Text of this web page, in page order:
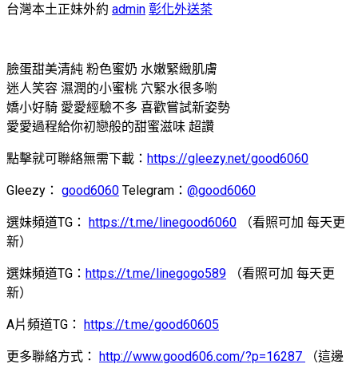
台灣本土正妹外約 admin 彰化外送茶
臉蛋甜美清純 粉色蜜奶 水嫩緊緻肌膚
迷人笑容 濕潤的小蜜桃 穴緊水很多喲
嬌小好騎 愛愛經驗不多 喜歡嘗試新姿勢
愛愛過程給你初戀般的甜蜜滋味 超讚
點擊就可聯絡無需下載： https://gleezy.net/good6060
Gleezy： good6060 Telegram： @good6060
選妹頻道TG： https://t.me/linegood6060 （看照可加 每天更
新）
選妹頻道TG： https://t.me/linegogo589 （看照可加 每天更
新）
A片頻道TG： https://t.me/good60605
更多聯絡方式： http://www.good606.com/?p=16287
（這邊